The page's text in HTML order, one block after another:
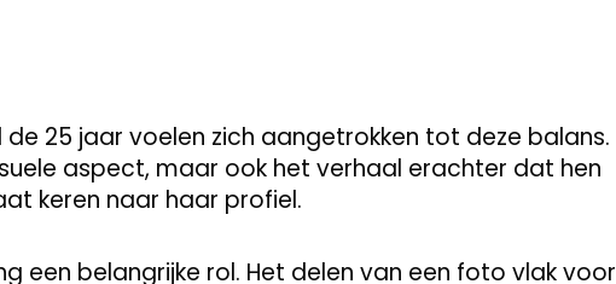
25 jaar voelen zich aangetrokken tot deze balans.
aspect, maar ook het verhaal erachter dat hen
keren naar haar profiel.
een belangrijke rol. Het delen van een foto vlak voor